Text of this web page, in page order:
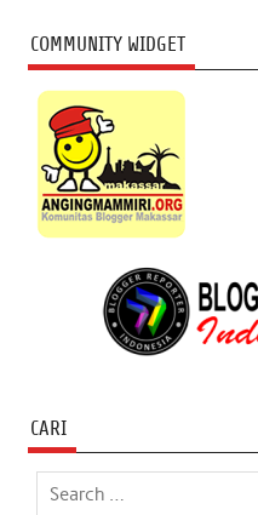
COMMUNITY WIDGET
CARI